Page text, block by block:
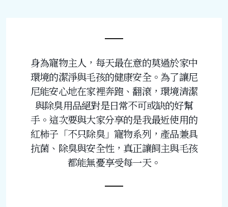
身為寵物主人，每天最在意的莫過於家中
環境的潔淨與毛孩的健康安全。為了讓尼
尼能安心地在家裡奔跑、翻滾，環境清潔
與除臭用品絕對是日常不可或缺的好幫
手。這次要與大家分享的是我最近使用的
紅柿子「不只除臭」寵物系列，產品兼具
抗菌、除臭與安全性，真正讓飼主與毛孩
都能無憂享受每一天。